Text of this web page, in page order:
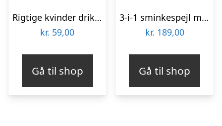
Rigtige kvinder drikker øl – Dåsekøler
kr. 59,00
Gå til shop
3-i-1 sminkespejl med forstørrelseszoner og lys
kr. 189,00
Gå til shop